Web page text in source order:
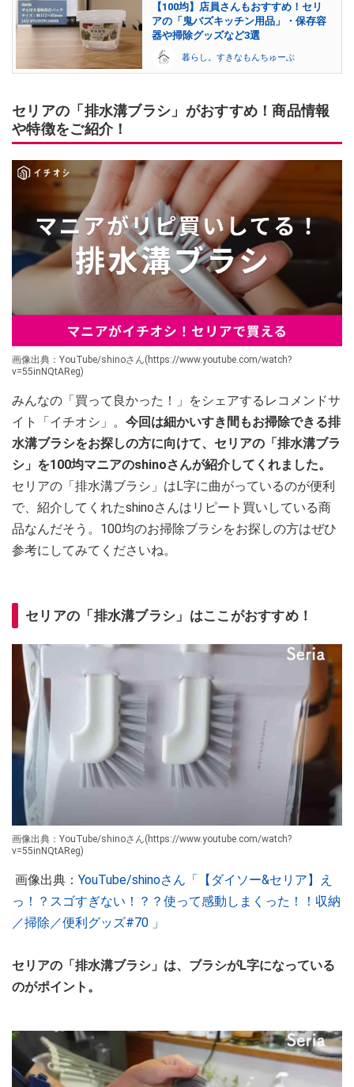
【100均】店員さんもおすすめ！セリ
アの「鬼バズキッチン用品」・保存容
器や掃除グッズなど3選
暮らし。すきなもんちゅーぶ
セリアの「排水溝ブラシ」がおすすめ！商品情報
や特徴をご紹介！
画像出典：YouTube/shinoさん(https://www.youtube.com/watch?
v=55inNQtAReg)
みんなの「買って良かった！」をシェアするレコメンドサ
イト「イチオシ」。 今回は細かいすき間もお掃除できる排
水溝ブラシをお探しの方に向けて、セリアの「排水溝ブラ
シ」を100均マニアのshinoさんが紹介してくれました。
セリアの「排水溝ブラシ」はL字に曲がっているのが便利
で、紹介してくれたshinoさんはリピート買いしている商
品なんだそう。100均のお掃除ブラシをお探しの方はぜひ
参考にしてみてくださいね。
セリアの「排水溝ブラシ」はここがおすすめ！
画像出典：YouTube/shinoさん(https://www.youtube.com/watch?
v=55inNQtAReg)
画像出典： YouTube/shinoさん「【ダイソー&セリア】え
っ！？スゴすぎない！？？使って感動しまくった！！収納
／掃除／便利グッズ#70 」
セリアの「排水溝ブラシ」は、ブラシがL字になっている
のがポイント。